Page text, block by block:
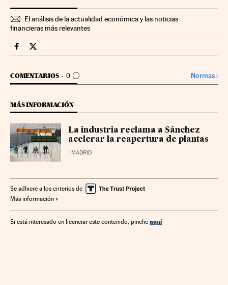
El análisis de la actualidad económica y las noticias
financieras más relevantes
Companias Cinco Días en Facebook
Companias Cinco Días en Twitter
COMENTARIOS 0
IR A LOS COMENTARIOS Normas›
MÁS INFORMACIÓN
La industria reclama a Sánchez
acelerar la reapertura de plantas
| MADRID
Se adhiere a los criterios de
Más información
Si está interesado en licenciar este contenido, pinche aquí